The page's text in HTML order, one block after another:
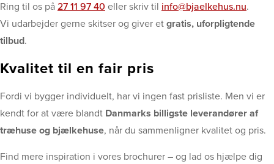
Ring til os på 27 11 97 40 eller skriv til info@bjaelkehus.nu.
Vi udarbejder gerne skitser og giver et gratis, uforpligtende
tilbud.
Kvalitet til en fair pris
Fordi vi bygger individuelt, har vi ingen fast prisliste. Men vi er
kendt for at være blandt Danmarks billigste leverandører af
træhuse og bjælkehuse, når du sammenligner kvalitet og pris.
Find mere inspiration i vores brochurer – og lad os hjælpe dig